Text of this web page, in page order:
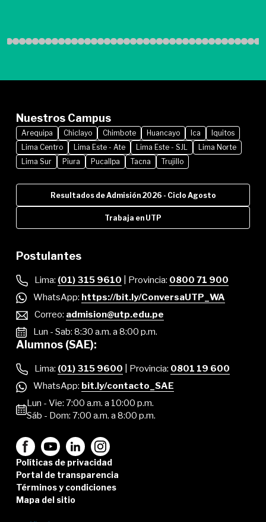
Nuestros Campus
Arequipa Chiclayo Chimbote Huancayo Ica
Iquitos
Lima Centro
Lima Este - Ate Lima Este - SJL
Lima Norte
Lima Sur
Piura Pucallpa Tacna Trujillo
Resultados de Admisión 2026 - Ciclo Agosto
Trabaja en UTP
Postulantes
Lima: (01) 315 9610 | Provincia: 0800 71 900
WhatsApp: https://bit.ly/ConversaUTP_WA
Correo: admision@utp.edu.pe
Lun - Sab: 8:30 a.m. a 8:00 p.m.
Alumnos (SAE):
Lima: (01) 315 9600 | Provincia: 0801 19 600
WhatsApp: bit.ly/contacto_SAE
Lun - Vie: 7:00 a.m. a 10:00 p.m.
Sáb - Dom: 7:00 a.m. a 8:00 p.m.
Políticas de privacidad
Portal de transparencia
Términos y condiciones
Mapa del sitio